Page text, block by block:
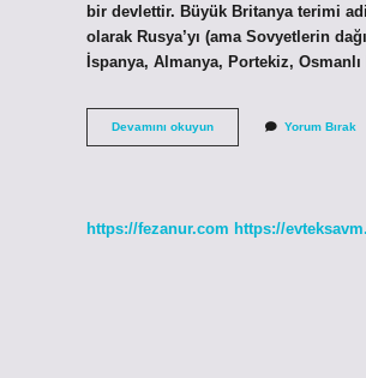
bir devlettir. Büyük Britanya terimi
olarak Rusya’yı (ama Sovyetlerin
İspanya, Almanya, Portekiz,
Devamını okuyunİNgiltere
Sömürge
Yorum Bırak
https://fezanur.com https://